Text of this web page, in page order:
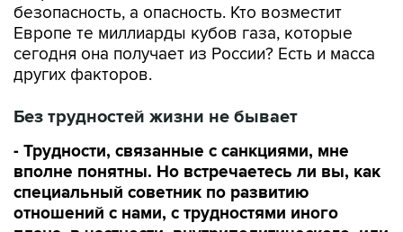
безопасность, а опасность. Кто возместит
Европе те миллиарды кубов газа, которые
сегодня она получает из России? Есть и масса
других факторов.
Без трудностей жизни не бывает
- Трудности, связанные с санкциями, мне
вполне понятны. Но встречаетесь ли вы, как
специальный советник по развитию
отношений с нами, с трудностями иного